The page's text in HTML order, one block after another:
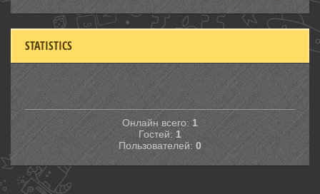
STATISTICS
Онлайн всего: 1
Гостей: 1
Пользователей: 0